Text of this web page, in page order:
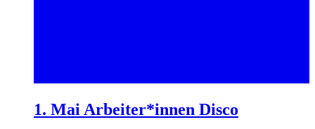
1. Mai Arbeiter*innen Disco